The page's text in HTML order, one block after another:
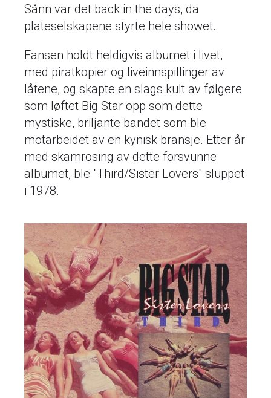
Sånn var det back in the days, da
plateselskapene styrte hele showet.
Fansen holdt heldigvis albumet i livet,
med piratkopier og liveinnspillinger av
låtene, og skapte en slags kult av følgere
som løftet Big Star opp som dette
mystiske, briljante bandet som ble
motarbeidet av en kynisk bransje. Etter år
med skamrosing av dette forsvunne
albumet, ble "Third/Sister Lovers" sluppet
i 1978.